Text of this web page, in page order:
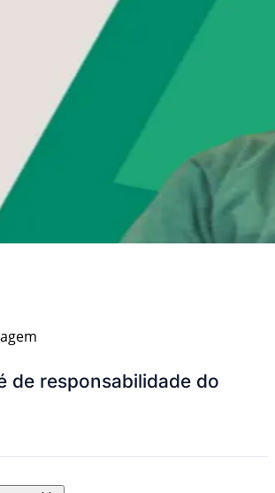
de responsabilidade do